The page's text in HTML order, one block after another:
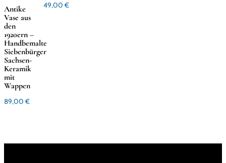
Antike
Vase aus
den
1920ern –
Handbemalte
Siebenbürger
Sachsen-
Keramik
mit
Wappen
89,00€
49,00€